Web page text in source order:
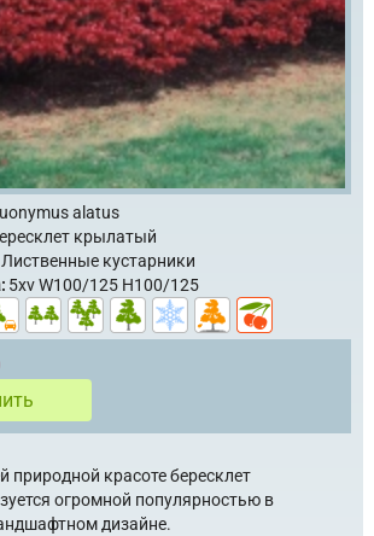
alatus
крылатый
Лиственные кустарники
5xv W100/125 H100/125
природной красоте бересклет
огромной популярностью в
дизайне.